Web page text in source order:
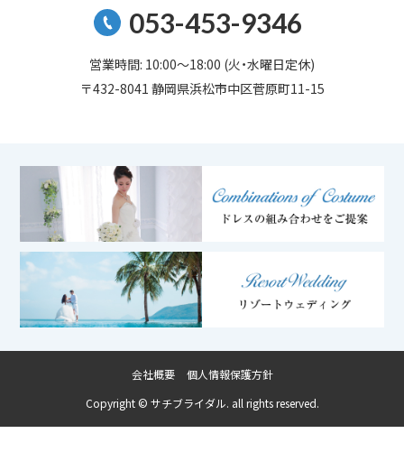
053-453-9346
営業時間: 10:00～18:00 (火・水曜日定休)
〒432-8041 静岡県浜松市中区菅原町11-15
会社概要
個人情報保護方針
Copyright © サチブライダル. all rights reserved.